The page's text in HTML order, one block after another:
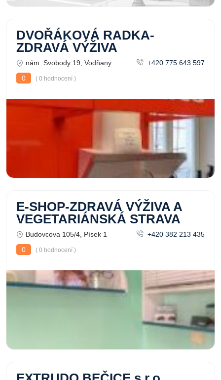
DVOŘÁKOVÁ RADKA-
ZDRAVÁ VÝŽIVA
nám. Svobody 19, Vodňany
+420 775 643 597
0
( 0 hodnocení )
E-SHOP-ZDRAVÁ VÝŽIVA A
VEGETARIÁNSKÁ STRAVA
Budovcova 105/4, Písek 1
+420 382 213 435
0
( 0 hodnocení )